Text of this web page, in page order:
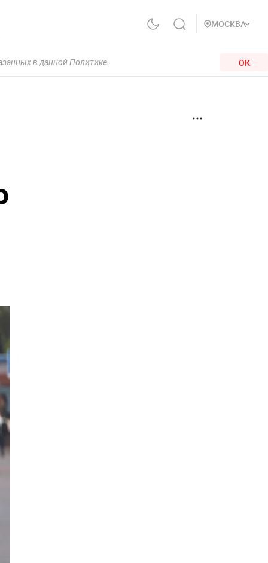
МОСКВА
в данной Политике. ОК